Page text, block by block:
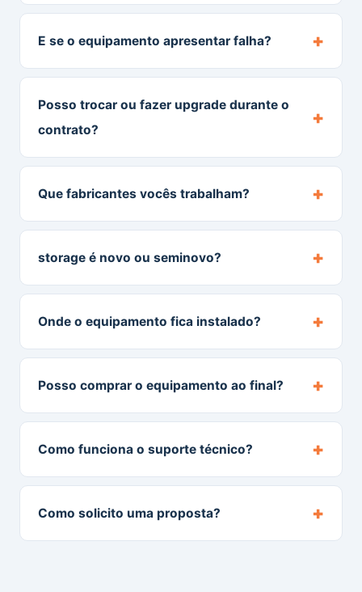
E se o equipamento apresentar falha? +
Posso trocar ou fazer upgrade durante o
contrato?
+
Que fabricantes vocês trabalham? +
storage é novo ou seminovo? +
Onde o equipamento fica instalado? +
Posso comprar o equipamento ao final? +
Como funciona o suporte técnico? +
Como solicito uma proposta? +